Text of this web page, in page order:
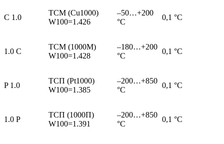
C 1.0
ТСМ (Cu1000)
W100=1.426
–50…+200
°С
0,1 °С
1.0 C
ТСМ (1000М)
W100=1.428
–180…+200
°С
0,1 °С
P 1.0
ТСП (Pt1000)
W100=1.385
–200…+850
°С
0,1 °С
1.0 P
ТСП (1000П)
W100=1.391
–200…+850
°С
0,1 °С